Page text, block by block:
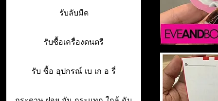
รับลับมีด
รับซื้อเครื่องดนตรี
รับ ซื้อ อุปกรณ์ เบ เก อ รี่